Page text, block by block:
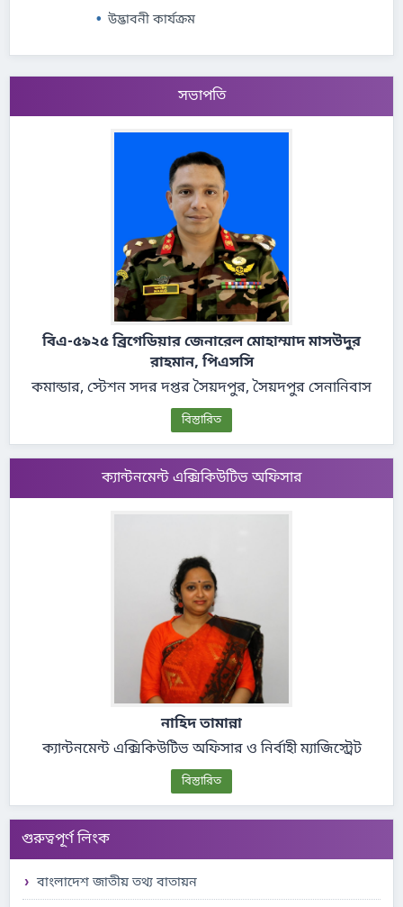
উদ্ভাবনী কার্যক্রম
সভাপতি
বিএ-৫৯২৫ ব্রিগেডিয়ার জেনারেল মোহাম্মাদ মাসউদুর
রাহমান, পিএসসি
কমান্ডার, স্টেশন সদর দপ্তর সৈয়দপুর, সৈয়দপুর সেনানিবাস
বিস্তারিত
ক্যান্টনমেন্ট এক্সিকিউটিভ অফিসার
নাহিদ তামান্না
ক্যান্টনমেন্ট এক্সিকিউটিভ অফিসার ও নির্বাহী ম্যাজিস্ট্রেট
বিস্তারিত
গুরুত্বপূর্ণ লিংক
বাংলাদেশ জাতীয় তথ্য বাতায়ন